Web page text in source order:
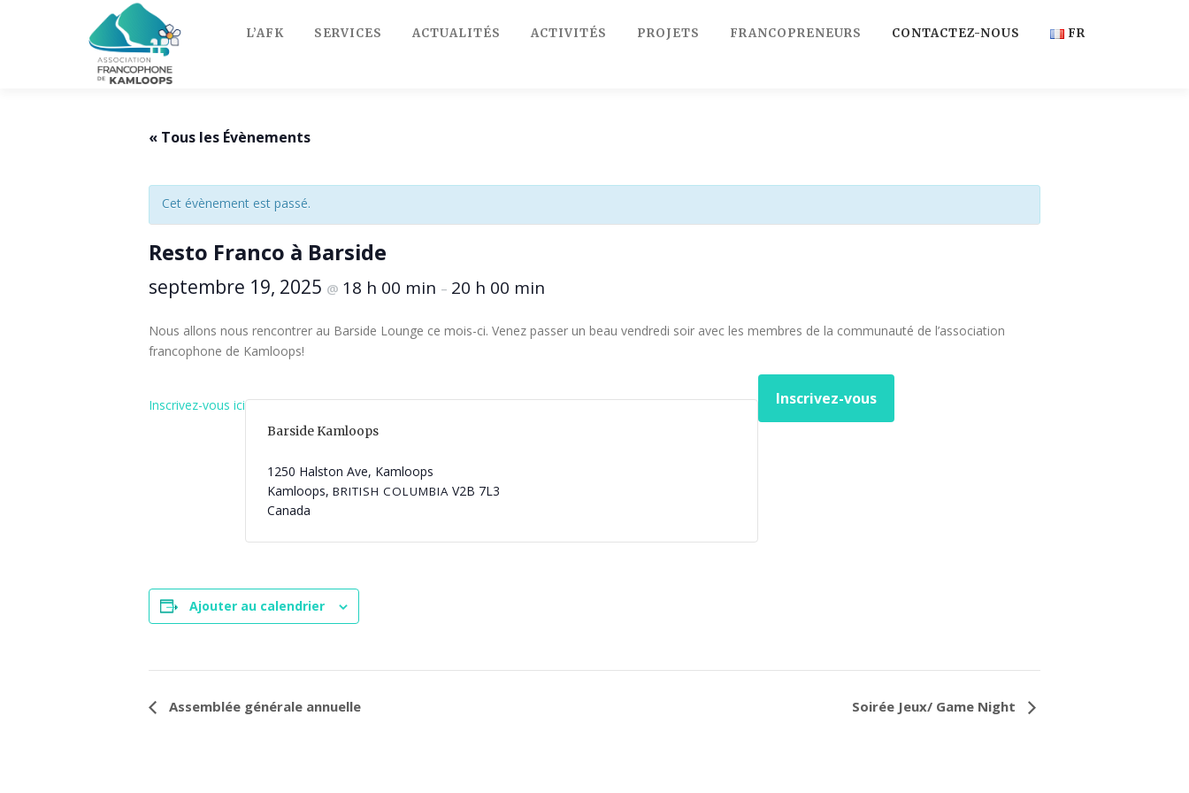
L’AFK SERVICES ACTUALITÉS ACTIVITÉS PROJETS FRANCOPRENEURS CONTACTEZ-NOUS FR
« Tous les Évènements
Cet évènement est passé.
Resto Franco à Barside
septembre 19, 2025 @ 18 h 00 min – 20 h 00 min
Nous allons nous rencontrer au Barside Lounge ce mois-ci. Venez passer un beau vendredi soir avec les membres de la communauté de l’association
francophone de Kamloops!
Inscrivez-vous ici
Barside Kamloops
1250 Halston Ave, Kamloops
Kamloops, BRITISH COLUMBIA V2B 7L3
Canada
Inscrivez-vous
Ajouter au calendrier
N
Assemblée générale annuelle Soirée Jeux/ Game Night